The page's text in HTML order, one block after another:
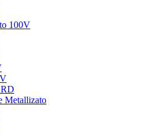
100V
Metallizato